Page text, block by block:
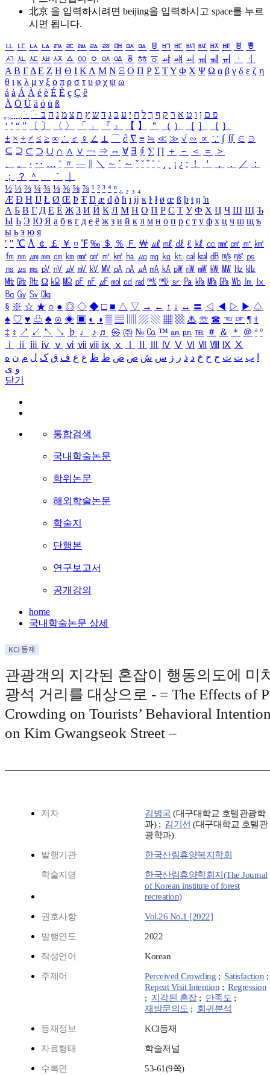
北京 을 입력하시려면 beijing을 입력하시고 space를 누르
시면 됩니다.
ㅥ ㅦ ㅧ ㅨ ㅩ ㅪ ㅫ ㅬ ㅭ ㅮ ㅯ ㅰ ㅱ ㅲ ㅳ ㅴ ㅵ ㅶ ㅷ ㅸ
ㅹ
ㅺ ㅻ ㅼ ㅽ ㅾ ㅿ ㆀ ㆁ ㆂ ㆃ ㆄ ㆅ ㆆ ㆇ ㆈ ㆉ ㆊ ㆋ ㆌ ㆍ
ㆎ
Α Β ΓΔ Ε Ζ Η Θ Ι ΚΛ Μ Ν Ξ Ο Π Ρ Σ ΤΥ Φ Χ Ψ Ω α β γ δ ε ζ η
θ ι κ λ μ ν ξ ο π ρ σ τ υ φ χ ψ ω
á à Á À é è É È ç Ç ê
Ä Ö Ü ä ö ü ß
ִֶֹ ֻּ ׁׂ פ ם ן ו ט א ר ק ף ך ל ח י ע כ ג ד ש ץ ת צ מ נ ה ב
‘ ’ “ ” 〔 〕 〈 〉 「 」 『 』 【 】 ＂ （ ） ［ ］ ｛ ｝
± × ÷ ≠ ≤ ≥ ∞ ∴ ♂ ♀ ∠ ⊥ ⌒ ∂ ∇ ≡ ≒ ≪ ≫ √ ∽ ∝ ∵ ∫ ∬ ∈ ∋
⊆ ⊇ ⊂ ⊃ ∪ ∩ ∧ ∨ ￢ ⇒ ⇔ ∀ ∃ ∮ ∑ ∏ ＋ － ＜ ＝
＞
、
。 · ‥ … ¨ 〃 ― ＼ ∼ ´ ～ ˇ ˘ ˝ ˚ ˙ ¸ ¡ ¿ ː ！ ＇ ， ． ／
：
；
？ ＾ ｀
½ ⅓ ⅔ ¼ ¾ ⅛ ⅜ ⅝ ⅞ ¹ ² ³ ⁴ ⁿ ₁ ₂ ₃ ₄
Æ Ð Ħ Ĳ Ł Ø Œ Þ Ŧ Ŋ æ đ ð ħ ı ĳ ĸ ŀ ł ø œ ß þ ŧ ŋ ŉ
А Б В Г Д Е Ё Ж З И Й К Л М Н О П Р С Т У Ф Х Ц Ч Ш Щ Ъ
Ы Ь Э Ю Я а б в г д е ё ж з и й к л м н о п р с т у ф х ц ч ш щ ъ
ы ь э ю я
′ ″ ℃ Å ￠ ￡ ￥ ¤ ℉ ‰ ＄ ％ Ｆ ￦ ㎕ ㎖ ㎗ ℓ ㎘ ㏄ ㎣ ㎤ ㎥ ㎦
㎙ ㎚ ㎛ ㎜ ㎝ ㎞ ㎟ ㎠ ㎡ ㎢ ㏊ ㎍ ㎎ ㎏ ㏏ ㎈ ㎉ ㏈ ㎧ ㎨ ㎰
㎱ ㎲ ㎳ ㎴ ㎵ ㎶ ㎷ ㎸ ㎹ ㎀ ㎁ ㎂ ㎃ ㎄ ㎺ ㎻ ㎽ ㎾ ㎿ ㎐ ㎑
㎒ ㎓ ㎔ Ω ㏀ ㏁ ㎊ ㎋ ㎌ ㏖ ㏅ ㎭ ㎮ ㎯ ㏛ ㎩ ㎪ ㎫ ㎬ ㏝ ㏐
㏓
㏃ ㏉ ㏜ ㏆
§ ※ ☆ ★ ○ ● ◎ ◇ ◆ □ ■ △ ▽ → ← ↑ ↓ ↔ 〓 ◁ ◀ ▷ ▶ ♤
♠ ♡ ♥ ♧ ♣ ⊙ ◈ ▣ ◐ ◑ ▒ ▤ ▨ ▧ ▦ ▩ ♨ ☏ ☎ ☜ ☞ ¶ †
‡ ↕ ↗ ↙ ↖ ↘ ♭ ♩ ♪ ♬ ㉿ ㈜ № ㏇ ™ ㏂ ㏘ ℡ ＃ ＆ ＊ ＠ ª º
ⅰ
ⅱ ⅲ ⅳ ⅴ ⅵ ⅶ ⅷ ⅸ ⅹ Ⅳ Ⅴ Ⅵ Ⅶ Ⅷ Ⅸ Ⅹ
ب ت ث ج ح خ د ذ ر ز س ش ص ض ط ظ ع غ ف ق ک ل م ن ه
و ی
닫기
통합검색
국내학술논문
학위논문
해외학술논문
학술지
단행본
연구보고서
공개강의
home
국내학술논문 상세
관광객의 지각된 혼잡이 행동의도에 미
광석 거리를 대상으로 - = The Effects of
Crowding on Tourists’ Behavioral
on Kim Gwangseok Street –
저자 김병국 (대구대학교 호텔관광학
과) ; 김기선 (대구대학교 호텔관
광학과)
발행기관 한국산림휴양복지학회
학술지명
한국산림휴양학회지(The Journal
of Korean institute of forest
recreation)
권호사항 Vol.26 No.1 [2022]
발행연도 2022
작성언어 Korean
주제어 Perceived Crowding ; Satisfaction ;
Repeat Visit Intention ; Regression
; 지각된 혼잡; 만족도 ;
재방문의도 ; 회귀분석
등재정보 KCI등재
자료형태 학술저널
수록면 53-61(9쪽)